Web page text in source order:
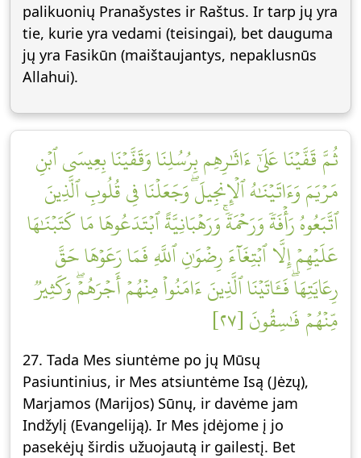
palikuonių Pranašystes ir Raštus. Ir tarp jų yra
tie, kurie yra vedami (teisingai), bet dauguma
jų yra Fasikūn (maištaujantys, nepaklusnūs
Allahui).
ثُمَّ قَفَّيۡنَا عَلَىٰٓ ءَاثَٰرِهِم بِرُسُلِنَا وَقَفَّيۡنَا بِعِيسَى ٱبۡنِ
مَرۡيَمَ وَءَاتَيۡنَٰهُ ٱلۡإِنجِيلَۖ وَجَعَلۡنَا فِي قُلُوبِ ٱلَّذِينَ
ٱتَّبَعُوهُ رَأۡفَةٗ وَرَحۡمَةٗۚ وَرَهۡبَانِيَّةً ٱبۡتَدَعُوهَا مَا كَتَبۡنَٰهَا
عَلَيۡهِمۡ إِلَّا ٱبۡتِغَآءَ رِضۡوَٰنِ ٱللَّهِ فَمَا رَعَوۡهَا حَقَّ
رِعَايَتِهَاۖ فَـَٔاتَيۡنَا ٱلَّذِينَ ءَامَنُواْ مِنۡهُمۡ أَجۡرَهُمۡۖ وَكَثِيرٞ
مِّنۡهُمۡ فَٰسِقُونَ [٢٧]
27. Tada Mes siuntėme po jų Mūsų
Pasiuntinius, ir Mes atsiuntėme Isą (Jėzų),
Marjamos (Marijos) Sūnų, ir davėme jam
Indžylį (Evangeliją). Ir Mes įdėjome į jo
pasekėjų širdis užuojautą ir gailestį. Bet